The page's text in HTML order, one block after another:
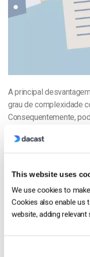
This website uses
We use cookies to
Cookies also enable us
website, adding
A principal
grau de complexidade
Consequentemente,
para o utilizador
comparação com os
analisaremos a seguir.
Os críticosreferemque
“desajeitada”, que
capacidades do
“extremamente
podem ver em janela,